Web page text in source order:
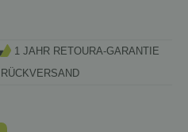
1 JAHR RETOURA-GARANTIE